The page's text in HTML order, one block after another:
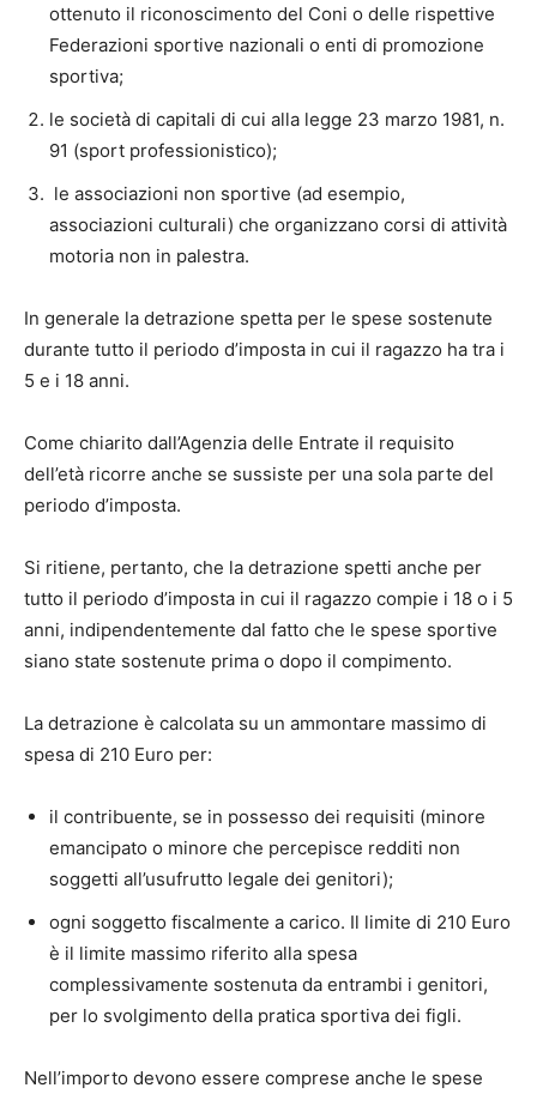
ottenuto il riconoscimento del Coni o delle rispettive
Federazioni sportive nazionali o enti di promozione
sportiva;
le società di capitali di cui alla legge 23 marzo 1981, n.
91 (sport professionistico);
le associazioni non sportive (ad esempio,
associazioni culturali) che organizzano corsi di attività
motoria non in palestra.
In generale la detrazione spetta per le spese sostenute
durante tutto il periodo d’imposta in cui il ragazzo ha tra i
5 e i 18 anni.
Come chiarito dall’Agenzia delle Entrate il requisito
dell’età ricorre anche se sussiste per una sola parte del
periodo d’imposta.
Si ritiene, pertanto, che la detrazione spetti anche per
tutto il periodo d’imposta in cui il ragazzo compie i 18 o i 5
anni, indipendentemente dal fatto che le spese sportive
siano state sostenute prima o dopo il compimento.
La detrazione è calcolata su un ammontare massimo di
spesa di 210 Euro per:
il contribuente, se in possesso dei requisiti (minore
emancipato o minore che percepisce redditi non
soggetti all’usufrutto legale dei genitori);
ogni soggetto fiscalmente a carico. Il limite di 210 Euro
è il limite massimo riferito alla spesa
complessivamente sostenuta da entrambi i genitori,
per lo svolgimento della pratica sportiva dei figli.
Nell’importo devono essere comprese anche le spese